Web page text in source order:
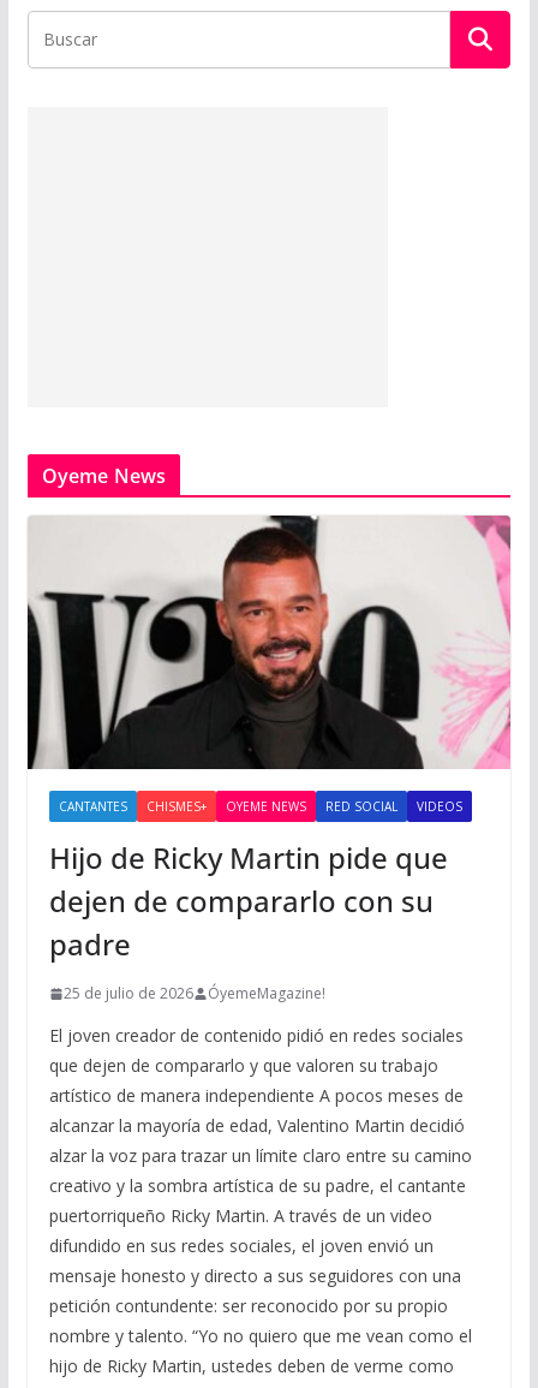
Oyeme News
CANTANTES CHISMES+ OYEME NEWS RED SOCIAL VIDEOS
Hijo de Ricky Martin pide que
dejen de compararlo con su
padre
25 de julio de 2026 ÓyemeMagazine!
El joven creador de contenido pidió en redes sociales
que dejen de compararlo y que valoren su trabajo
artístico de manera independiente A pocos meses de
alcanzar la mayoría de edad, Valentino Martin decidió
alzar la voz para trazar un límite claro entre su camino
creativo y la sombra artística de su padre, el cantante
puertorriqueño Ricky Martin. A través de un video
difundido en sus redes sociales, el joven envió un
mensaje honesto y directo a sus seguidores con una
petición contundente: ser reconocido por su propio
nombre y talento. “Yo no quiero que me vean como el
hijo de Ricky Martin, ustedes deben de verme como